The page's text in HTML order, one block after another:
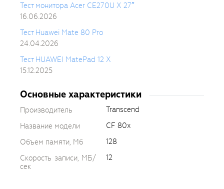
Тест монитора Acer CE270U X 27″
16.06.2026
Тест Huawei Mate 80 Pro
24.04.2026
Тест HUAWEI MatePad 12 X
15.12.2025
Основные характеристики
Производитель
Transcend
Название модели
CF 80x
Объем памяти, Мб
128
Скорость записи, МБ/
сек
12